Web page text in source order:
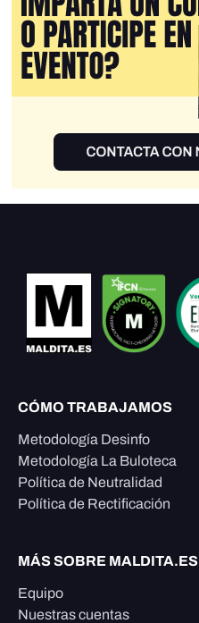
CÓMO TRABAJAMOS
Metodología Desinfo
Metodología La Buloteca
Política de Neutralidad
Política de Rectificación
MÁS SOBRE MALDITA.ES
Equipo
Nuestras cuentas